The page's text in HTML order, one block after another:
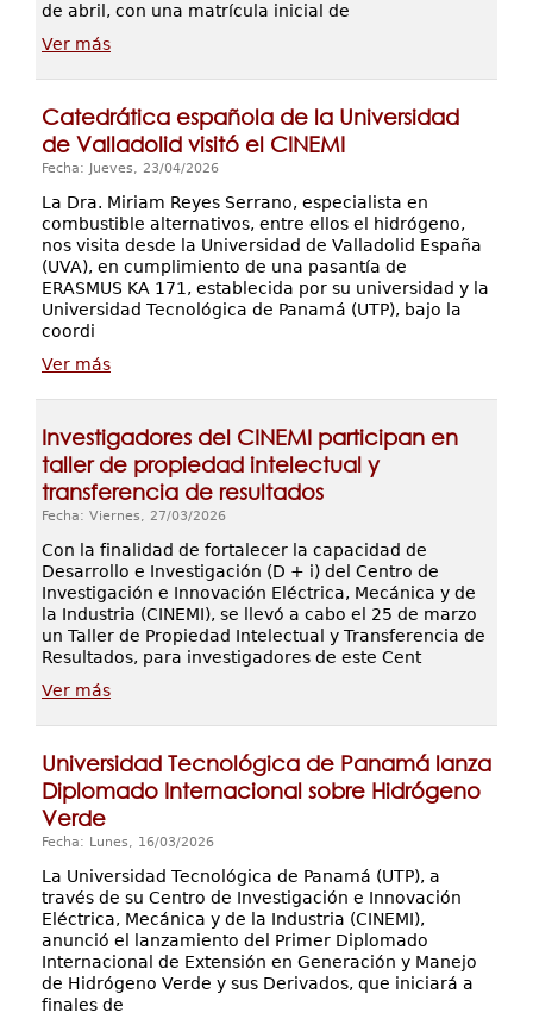
de abril, con una matrícula inicial de
Ver más
Catedrática española de la Universidad
de Valladolid visitó el CINEMI
Fecha: Jueves, 23/04/2026
La Dra. Miriam Reyes Serrano, especialista en
combustible alternativos, entre ellos el hidrógeno,
nos visita desde la Universidad de Valladolid España
(UVA), en cumplimiento de una pasantía de
ERASMUS KA 171, establecida por su universidad y la
Universidad Tecnológica de Panamá (UTP), bajo la
coordi
Ver más
Investigadores del CINEMI participan en
taller de propiedad intelectual y
transferencia de resultados
Fecha: Viernes, 27/03/2026
Con la finalidad de fortalecer la capacidad de
Desarrollo e Investigación (D + i) del Centro de
Investigación e Innovación Eléctrica, Mecánica y de
la Industria (CINEMI), se llevó a cabo el 25 de marzo
un Taller de Propiedad Intelectual y Transferencia de
Resultados, para investigadores de este Cent
Ver más
Universidad Tecnológica de Panamá lanza
Diplomado Internacional sobre Hidrógeno
Verde
Fecha: Lunes, 16/03/2026
La Universidad Tecnológica de Panamá (UTP), a
través de su Centro de Investigación e Innovación
Eléctrica, Mecánica y de la Industria (CINEMI),
anunció el lanzamiento del Primer Diplomado
Internacional de Extensión en Generación y Manejo
de Hidrógeno Verde y sus Derivados, que iniciará a
finales de